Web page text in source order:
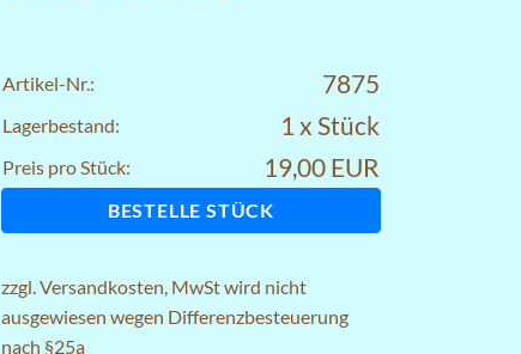
Artikel-Nr.: 7875
Lagerbestand: 1 x Stück
Preis pro Stück: 19,00 EUR
BESTELLE STÜCK
zzgl.Versandkosten, MwSt wird nicht
ausgewiesen wegen Differenzbesteuerung
nach §25a